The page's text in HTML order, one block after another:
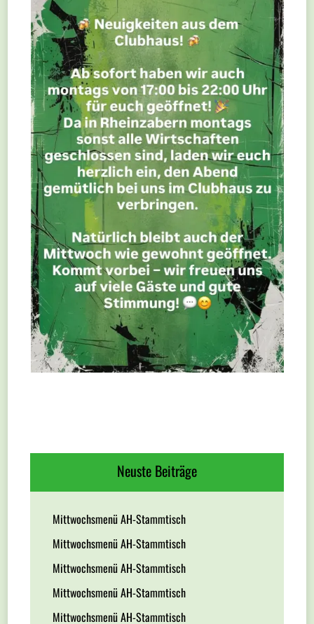
Neuste Beiträge
Mittwochsmenü AH-Stammtisch
Mittwochsmenü AH-Stammtisch
Mittwochsmenü AH-Stammtisch
Mittwochsmenü AH-Stammtisch
Mittwochsmenü AH-Stammtisch